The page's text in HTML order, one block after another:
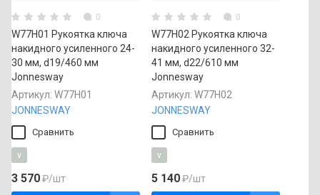
0
W77H01 Рукоятка ключа
накидного усиленного 24-
30 мм, d19/460 мм
Jonnesway
Артикул: W77H01
JONNESWAY
Сравнить
v
3 570₽/шт
0
W77H02 Рукоятка ключа
накидного усиленного 32-
41 мм, d22/610 мм
Jonnesway
Артикул: W77H02
JONNESWAY
Сравнить
v
5 140₽/шт